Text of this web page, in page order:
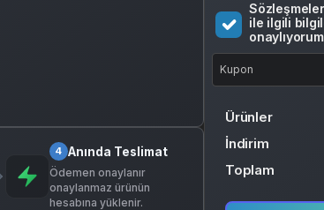
4 Anında Teslimat
Ödemen onaylanır
onaylanmaz ürünün
hesabına yüklenir.
ile ilgili
Ürünler
İndirim
Toplam